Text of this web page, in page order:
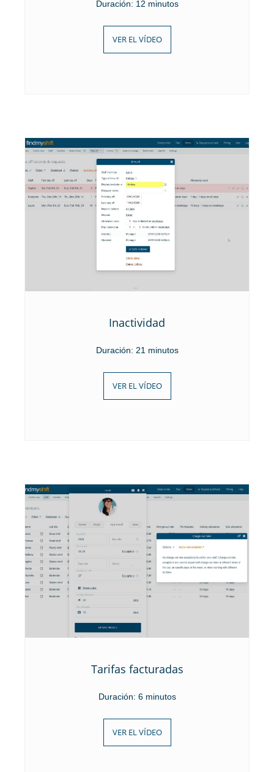
Duración: 12 minutos
VER EL VÍDEO
Inactividad
Duración: 21 minutos
VER EL VÍDEO
Tarifas facturadas
Duración: 6 minutos
VER EL VÍDEO